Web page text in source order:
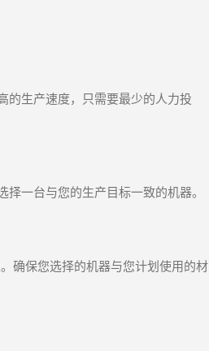
的生产速度，只需要最少的人力投
一台与您的生产目标一致的机器。
确保您选择的机器与您计划使用的材